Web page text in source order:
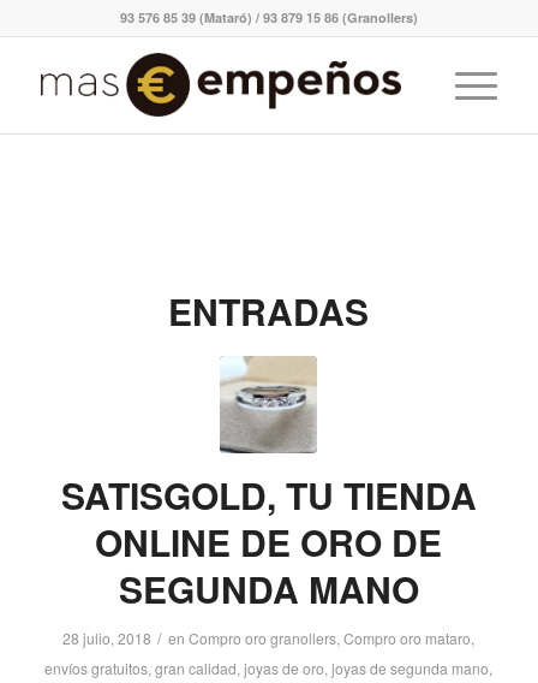
93 576 85 39 (Mataró) / 93 879 15 86 (Granollers)
ENTRADAS
SATISGOLD, TU TIENDA
ONLINE DE ORO DE
SEGUNDA MANO
28 julio, 2018 / enCompro oro granollers,Compro oro mataro,
envíos gratuitos,gran calidad,joyas de oro,joyas de segunda mano,